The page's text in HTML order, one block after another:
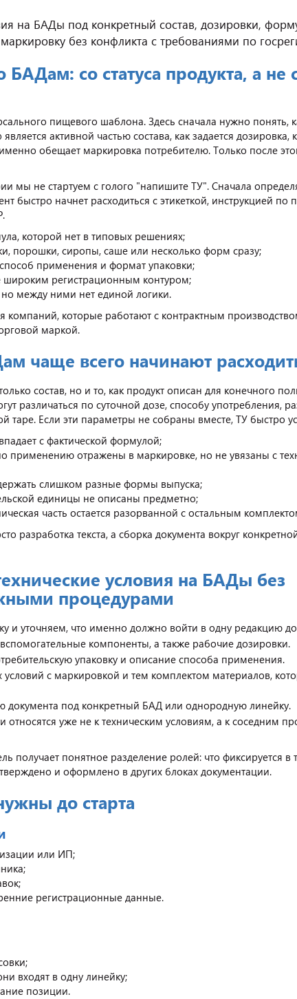
на БАДы под конкретный состав, дозировки,
без конфликта с требованиями по
со статуса продукта, а не
пищевого шаблона. Здесь сначала нужно понять,
активной частью состава, как задается дозировка,
обещает маркировка потребителю. Только после
мы не стартуем с голого "напишите ТУ". Сначала
быстро начнет расходиться с этикеткой, инструкцией
которой нет в типовых решениях;
порошки, сиропы, саше или несколько форм сразу;
применения и формат упаковки;
регистрационным контуром;
между ними нет единой логики.
компаний, которые работают с контрактным
маркой.
чаще всего начинают
состав, но и то, как продукт описан для конечного
различаться по суточной дозе, способу употребления,
таре. Если эти параметры не собраны вместе, ТУ быстро
с фактической формулой;
применению отражены в маркировке, но не увязаны с
слишком разные формы выпуска;
единицы не описаны предметно;
часть остается разорванной с остальным
разработка текста, а сборка документа вокруг
условия на БАДы без
процедурами
и уточняем, что именно должно войти в одну редакцию
компоненты, а также рабочие дозировки.
упаковку и описание способа применения.
условий с маркировкой и тем комплектом материалов,
под конкретный БАД или однородную линейку.
относятся уже не к техническим условиям, а к соседним
получает понятное разделение ролей: что фиксируется в
и оформлено в других блоках документации.
до старта
или ИП;
регистрационные данные.
входят в одну линейку;
позиции.
Отзыв от
кафе "Весна".